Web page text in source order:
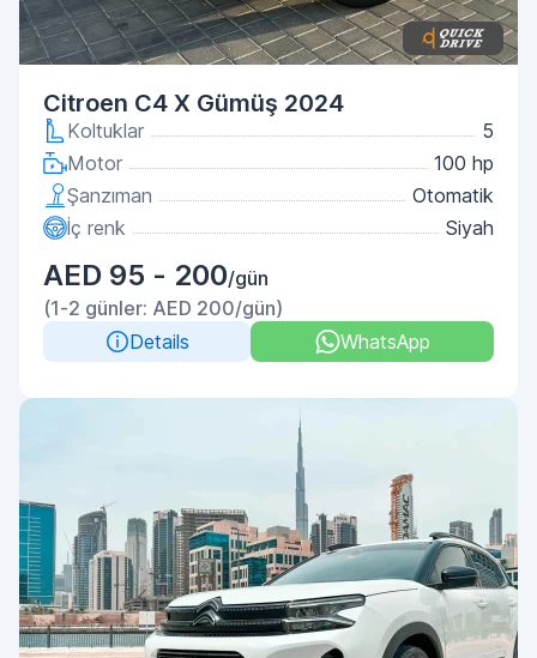
Citroen C4 X Gümüş 2024
Koltuklar
5
Motor
100 hp
Şanzıman
Otomatik
İç renk
Siyah
AED 95 - 200/gün
(1-2 günler: AED 200/gün)
Details
WhatsApp